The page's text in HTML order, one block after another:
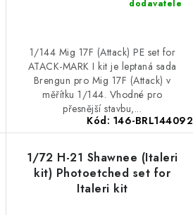
dodavatele
1/144 Mig 17F (Attack) PE set for
ATACK-MARK I kit je leptaná sada
Brengun pro Mig 17F (Attack) v
měřítku 1/144. Vhodné pro
přesnější stavbu,...
Kód: 146-BRL144092
1/72 H-21 Shawnee (Italeri
kit) Photoetched set for
Italeri kit